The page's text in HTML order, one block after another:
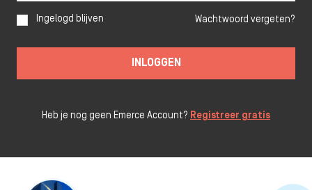
Ingelogd blijven Wachtwoord vergeten?
INLOGGEN
Heb je nog geen Emerce Account? Registreer gratis